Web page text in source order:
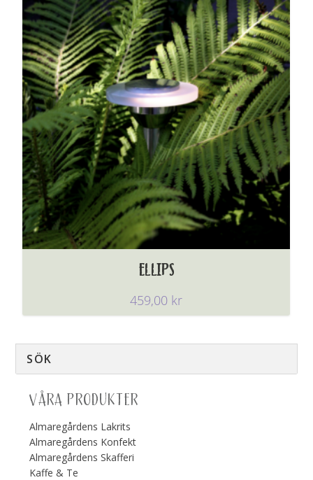
ELLIPS
459,00 kr
VÅRA PRODUKTER
Almaregårdens Lakrits
Almaregårdens Konfekt
Almaregårdens Skafferi
Kaffe & Te